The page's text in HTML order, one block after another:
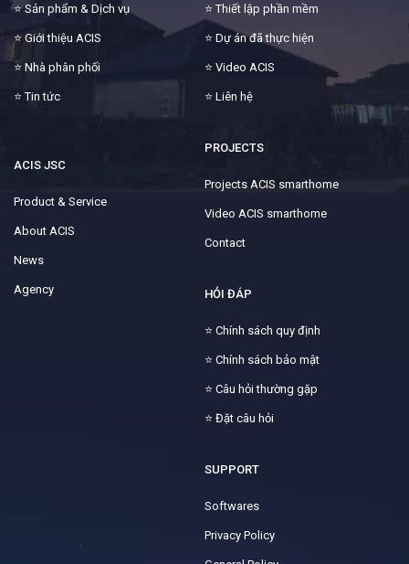
⭐Sản phẩm & Dịch vụ
⭐ Giới thiệu ACIS
⭐ Nhà phân phối
⭐Tin tức
ACIS JSC
Product & Service
About ACIS
News
Agency
⭐Thiết lập phần mềm
⭐ Dự án đã thực hiện
⭐ Video ACIS
⭐ Liên hệ
PROJECTS
Projects ACIS smarthome
Video ACIS smarthome
Contact
HỎI ĐÁP
⭐ Chính sách quy định
⭐ Chính sách bảo mật
⭐ Câu hỏi thường gặp
⭐ Đặt câu hỏi
SUPPORT
Softwares
Privacy Policy